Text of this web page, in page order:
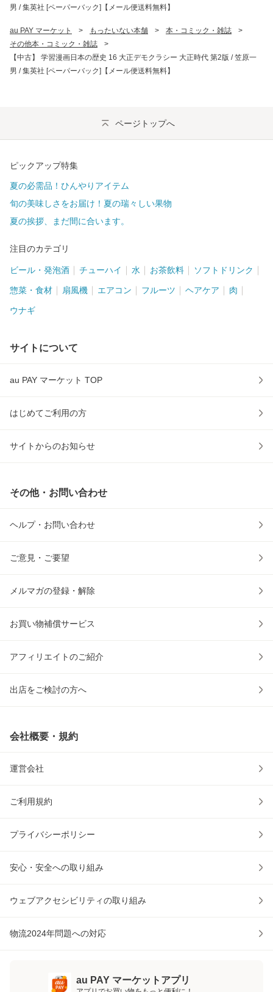
男 / 集英社 [ペーパーバック]【メール便送料無料】
au PAY マーケット > もったいない本舗 > 本・コミック・雑誌
>
その他本・コミック・雑誌
>
【中古】 学習漫画日本の歴史 16 大正デモクラシー 大正時代 第2版 / 笠原一
男 / 集英社 [ペーパーバック]【メール便送料無料】
ページトップへ
ピックアップ特集
夏の必需品！ひんやりアイテム
旬の美味しさをお届け！夏の瑞々しい果物
夏の挨拶、まだ間に合います。
注目のカテゴリ
ビール・発泡酒 チューハイ 水 お茶飲料 ソフトドリンク
惣菜・食材 扇風機 エアコン フルーツ ヘアケア 肉
ウナギ
サイトについて
au PAY マーケット TOP
はじめてご利用の方
サイトからのお知らせ
その他・お問い合わせ
ヘルプ・お問い合わせ
ご意見・ご要望
メルマガの登録・解除
お買い物補償サービス
アフィリエイトのご紹介
出店をご検討の方へ
会社概要・規約
運営会社
ご利用規約
プライバシーポリシー
安心・安全への取り組み
ウェブアクセシビリティの取り組み
物流2024年問題への対応
au PAY マーケットアプリ